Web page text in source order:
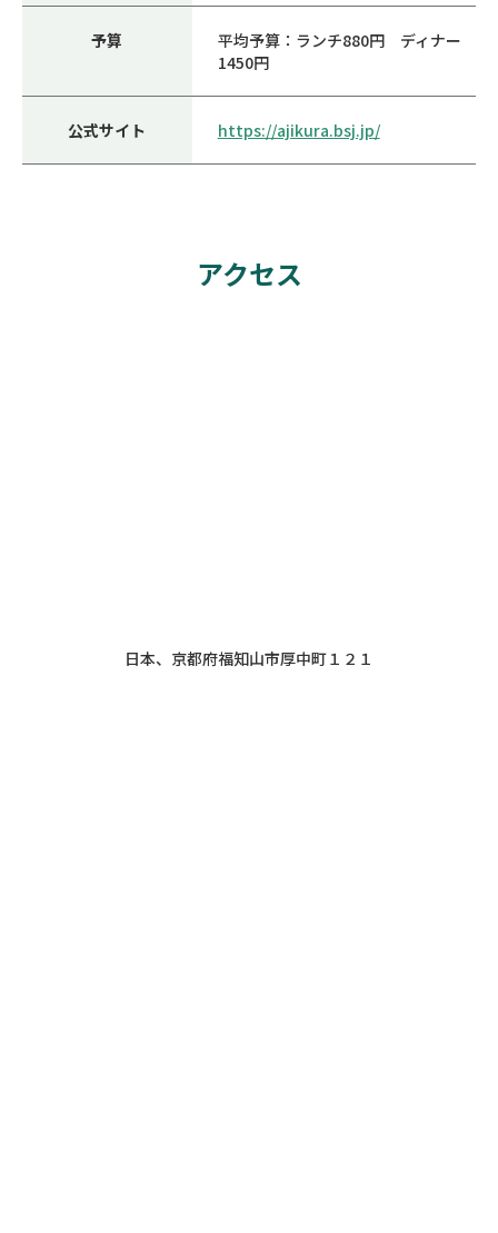
予算
平均予算：ランチ880円 ディナー
1450円
公式サイト https://ajikura.bsj.jp/
アクセス
日本、京都府福知山市厚中町１２１